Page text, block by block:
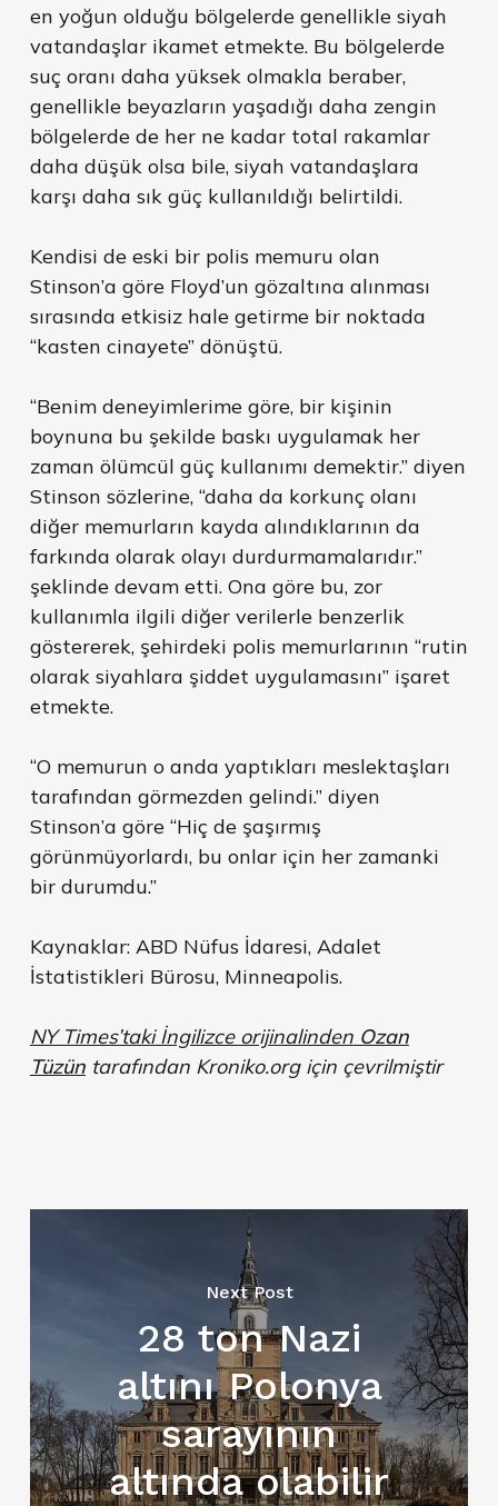
en yoğun olduğu bölgelerde genellikle siyah
vatandaşlar ikamet etmekte. Bu bölgelerde
suç oranı daha yüksek olmakla beraber,
genellikle beyazların yaşadığı daha zengin
bölgelerde de her ne kadar total rakamlar
daha düşük olsa bile, siyah vatandaşlara
karşı daha sık güç kullanıldığı belirtildi.
Kendisi de eski bir polis memuru olan
Stinson’a göre Floyd’un gözaltına alınması
sırasında etkisiz hale getirme bir noktada
“kasten cinayete” dönüştü.
“Benim deneyimlerime göre, bir kişinin
boynuna bu şekilde baskı uygulamak her
zaman ölümcül güç kullanımı demektir.” diyen
Stinson sözlerine, “daha da korkunç olanı
diğer memurların kayda alındıklarının da
farkında olarak olayı durdurmamalarıdır.”
şeklinde devam etti. Ona göre bu, zor
kullanımla ilgili diğer verilerle benzerlik
göstererek, şehirdeki polis memurlarının “rutin
olarak siyahlara şiddet uygulamasını” işaret
etmekte.
“O memurun o anda yaptıkları meslektaşları
tarafından görmezden gelindi.” diyen
Stinson’a göre “Hiç de şaşırmış
görünmüyorlardı, bu onlar için her zamanki
bir durumdu.”
Kaynaklar: ABD Nüfus İdaresi, Adalet
İstatistikleri Bürosu, Minneapolis.
NY Times’taki İngilizce orijinalindenOzan
Tüzüntarafından Kroniko.org için çevrilmiştir
Next Post
28 ton Nazi
altını Polonya
sarayının
altında olabilir